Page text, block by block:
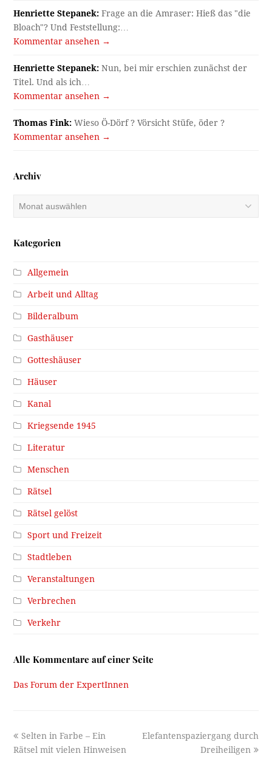
Henriette Stepanek: Frage an die Amraser: Hieß das "die
Bloach"? Und Feststellung:…
Kommentar ansehen →
Henriette Stepanek: Nun, bei mir erschien zunächst der
Titel. Und als ich…
Kommentar ansehen →
Thomas Fink: Wieso Ö-Dörf ? Vörsicht Stüfe, öder ?
Kommentar ansehen →
Archiv
Kategorien
Allgemein
Arbeit und Alltag
Bilderalbum
Gasthäuser
Gotteshäuser
Häuser
Kanal
Kriegsende 1945
Literatur
Menschen
Rätsel
Rätsel gelöst
Sport und Freizeit
Stadtleben
Veranstaltungen
Verbrechen
Verkehr
Alle Kommentare auf einer Seite
Das Forum der ExpertInnen
previous
post:
Selten in Farbe – Ein
Rätsel mit vielen Hinweisen
next
Elefantenspaziergang durch
Dreiheiligen